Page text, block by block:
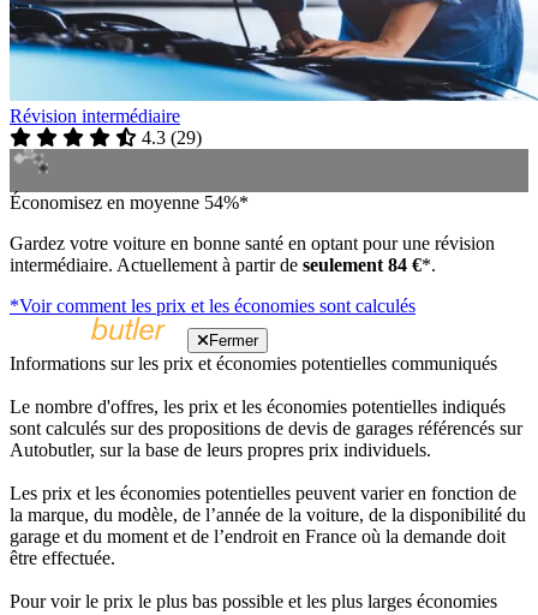
Révision intermédiaire
4.3 (29)
Économisez en moyenne 54%*
Gardez votre voiture en bonne santé en optant pour une révision
intermédiaire. Actuellement à partir de seulement 84 €*.
*Voir comment les prix et les économies sont calculés
Fermer
Informations sur les prix et économies potentielles communiqués
Le nombre d'offres, les prix et les économies potentielles indiqués
sont calculés sur des propositions de devis de garages référencés sur
Autobutler, sur la base de leurs propres prix individuels.
Les prix et les économies potentielles peuvent varier en fonction de
la marque, du modèle, de l’année de la voiture, de la disponibilité du
garage et du moment et de l’endroit en France où la demande doit
être effectuée.
Pour voir le prix le plus bas possible et les plus larges économies